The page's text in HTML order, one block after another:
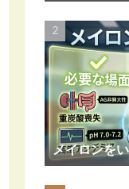
メイロンを